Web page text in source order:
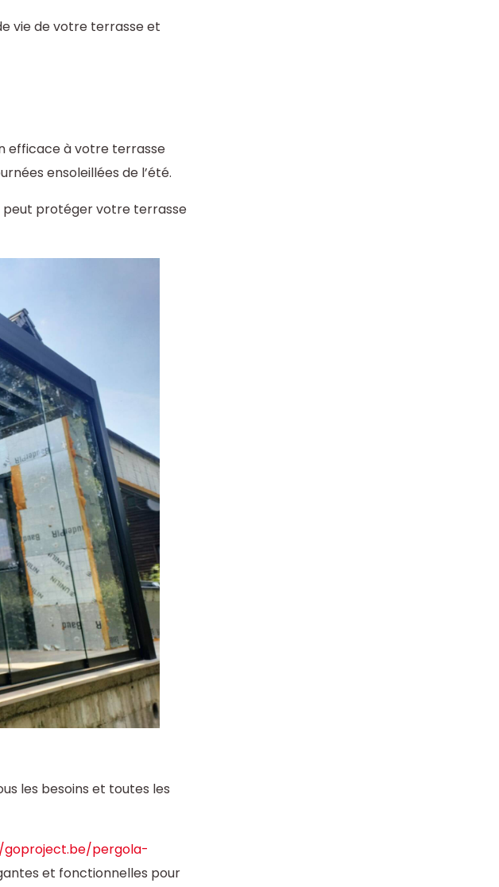
vie de votre terrasse et
efficace à votre terrasse
ensoleillées de l’été.
peut protéger votre terrasse
les besoins et toutes les
pergola-
et fonctionnelles pour